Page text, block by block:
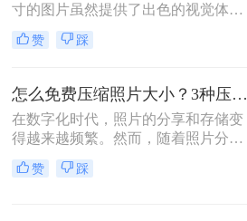
寸的图片虽然提供了出色的视觉体
验，但也带来了存储空间占用过多、
网页加载速度慢以及文件传输效率低
图片大小压缩的方法变得尤为重要。
那么图片大小怎么压缩呢？本文将介
绍三种实用且高效的图片压缩方法。
赞 踩
怎么免费压缩照片大小？3种压缩方法推荐！
在数字化时代，照片的分享和存储变
得越来越频繁。然而，随着照片分辨
率的提高，文件大小也随之增加，这
不仅占据了大量存储空间，还在上传
赞 踩